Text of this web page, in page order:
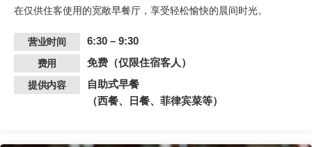
在仅供住客使用的宽敞早餐厅，享受轻松愉快的晨间时光。
营业时间 6:30 – 9:30
费用 免费（仅限住宿客人）
提供内容
自助式早餐
（西餐、日餐、菲律宾菜等）